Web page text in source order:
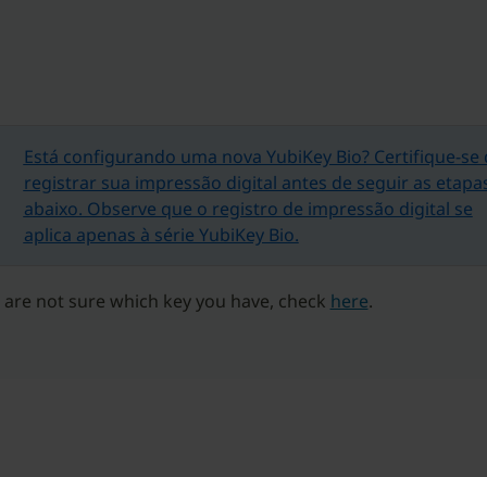
Está configurando uma nova YubiKey Bio? Certifique-se
registrar sua impressão digital antes de seguir as
abaixo. Observe que o registro de impressão digital se
aplica apenas à série YubiKey Bio.
not sure which key you have, check here.